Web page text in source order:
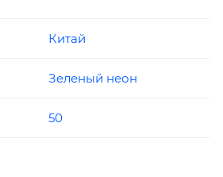
Китай
Зеленый неон
50